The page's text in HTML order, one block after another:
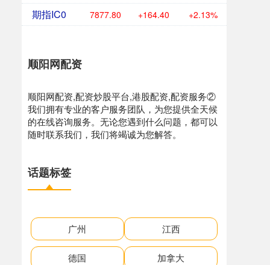
期指IC0 7877.80 +164.40 +2.13%
顺阳网配资
顺阳网配资,配资炒股平台,港股配资,配资服务②
我们拥有专业的客户服务团队，为您提供全天候
的在线咨询服务。无论您遇到什么问题，都可以
随时联系我们，我们将竭诚为您解答。
话题标签
广州 江西
德国 加拿大